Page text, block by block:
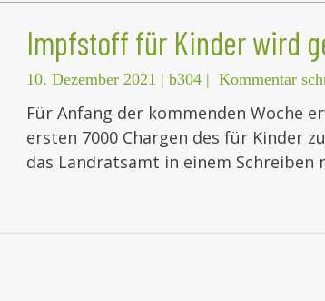
Impfstoff für Kinder wird
10. Dezember 2021 | b304 | Kommentar
Für Anfang der kommenden Woche
ersten 7000 Chargen des für Kinder
das Landratsamt in einem Schreiben